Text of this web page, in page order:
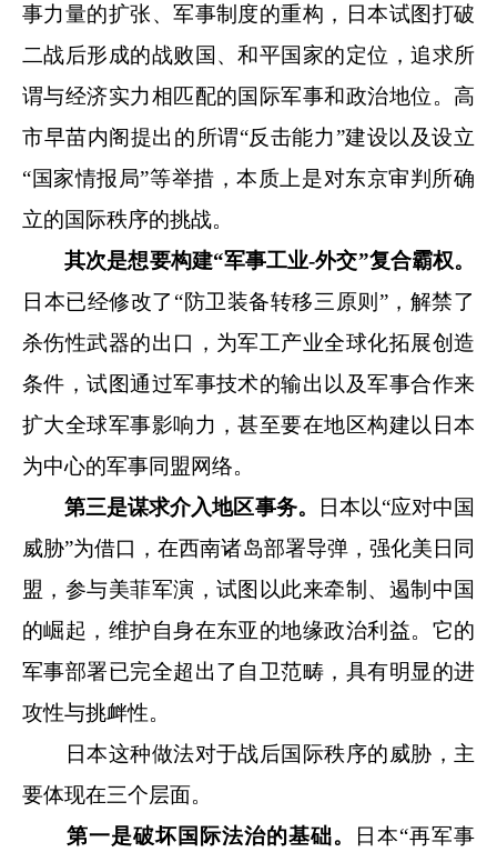
事力量的扩张、军事制度的重构，日本试图打破
二战后形成的战败国、和平国家的定位，追求所
谓与经济实力相匹配的国际军事和政治地位。高
市早苗内阁提出的所谓“反击能力”建设以及设立
“国家情报局”等举措，本质上是对东京审判所确
立的国际秩序的挑战。
其次是想要构建“军事工业-外交”复合霸权。
日本已经修改了“防卫装备转移三原则”，解禁了
杀伤性武器的出口，为军工产业全球化拓展创造
条件，试图通过军事技术的输出以及军事合作来
扩大全球军事影响力，甚至要在地区构建以日本
为中心的军事同盟网络。
第三是谋求介入地区事务。
日本以“应对中国
威胁”为借口，在西南诸岛部署导弹，强化美日同
盟，参与美菲军演，试图以此来牵制、遏制中国
的崛起，维护自身在东亚的地缘政治利益。它的
军事部署已完全超出了自卫范畴，具有明显的进
攻性与挑衅性。
日本这种做法对于战后国际秩序的威胁，主
要体现在三个层面。
第一是破坏国际法治的基础。
日本“再军事